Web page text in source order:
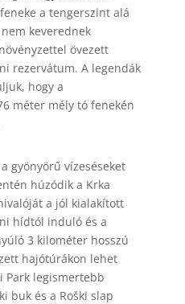
a tengerszint alá
keverednek
övezett
rezervátum. A legendák
hogy a
méter mély tó fenekén
gyönyörű vízeséseket
húzódik a Krka
a jól kialakított
hídtól induló és a
3 kilométer hosszú
hajótúrákon lehet
Park legismertebb
buk és a Roški slap